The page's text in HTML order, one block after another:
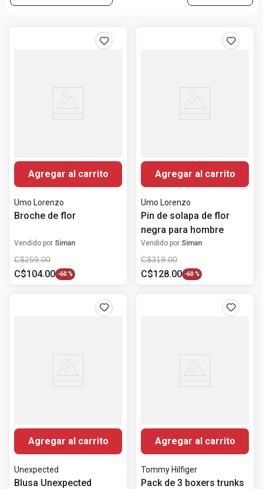
Agregar al carrito
Umo Lorenzo
Broche de flor
Vendido por Siman
C$259.00
C$104.00 -60 %
Agregar al carrito
Umo Lorenzo
Pin de solapa de flor
negra para hombre
Vendido por Siman
C$319.00
C$128.00 -60 %
Agregar al carrito
Unexpected
Blusa Unexpected
Agregar al carrito
Tommy Hilfiger
Pack de 3 boxers trunks